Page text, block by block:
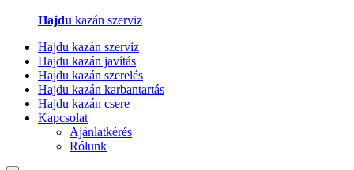
Hajdu kazán szerviz
Hajdu kazán szerviz
Hajdu kazán javítás
Hajdu kazán szerelés
Hajdu kazán karbantartás
Hajdu kazán csere
Kapcsolat
Ajánlatkérés
Rólunk